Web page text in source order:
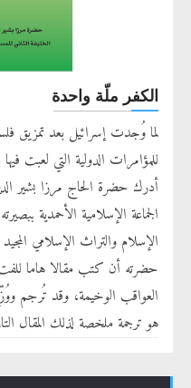
الكفر ملّة واحدة
للمؤامرات الدولية التي لعبت
أدرك حضرة الحاج مرزا بشير
الجماعة الإسلامية الأحمدية
الإسلام والتراث الإسلامي
حضرته أن كتب مقالا هاما للفت
العواقب الوخيمة، وقد تُرجم
هو ترجمة ملخصة لذلك المقال التاريخي.